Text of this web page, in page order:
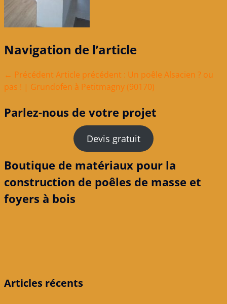
Navigation de l’article
← Précédent Article précédent : Un poêle Alsacien ? ou
pas ! | Grundofen à Petitmagny (90170)
Parlez-nous de votre projet
Devis gratuit
Boutique de matériaux pour la
construction de poêles de masse et
foyers à bois
Articles récents